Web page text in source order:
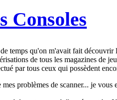
Consoles
temps qu'on m'avait fait découvrir
de tous les magazines de
par tous ceux qui possèdent
problèmes de scanner... je